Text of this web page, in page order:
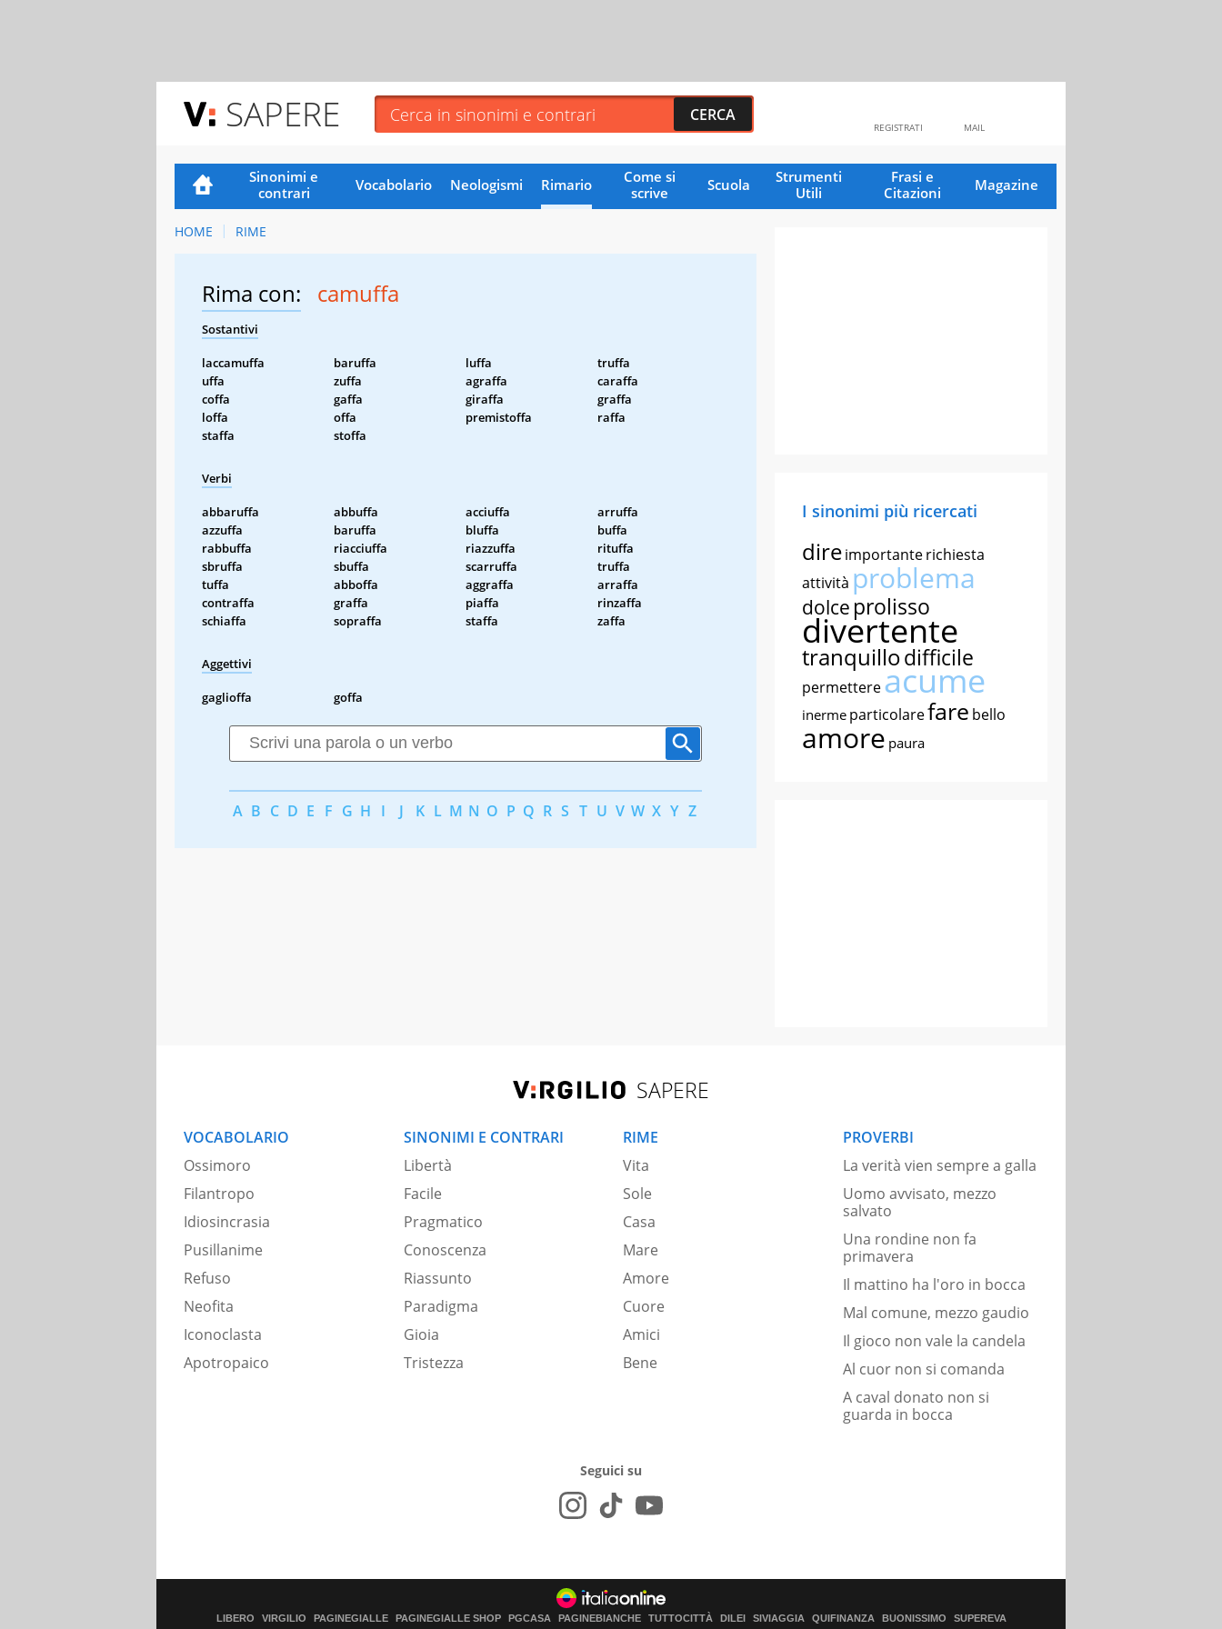
SAPERE MAIL
REGISTRATI
Sinonimi e
contrari
Vocabolario Neologismi Rimario
Come si
scrive
Scuola
Strumenti
Utili
Frasi e
Citazioni
Magazine
HOME RIME
Rima con: camuffa
Sostantivi
laccamuffa baruffa luffa
truffa
uffa
zuffa agraffa
caraffa
coffa
gaffa giraffa
graffa
loffa
offa premistoffa
raffa
staffa
stoffa
Verbi
abbaruffa abbuffa acciuffa
arruffa
azzuffa
baruffa bluffa
buffa
rabbuffa
riacciuffa riazzuffa
rituffa
sbruffa
sbuffa scarruffa
truffa
tuffa
abboffa aggraffa
arraffa
contraffa
graffa piaffa
rinzaffa
schiaffa
sopraffa staffa zaffa
Aggettivi
gaglioffa goffa
A B C D E F G H I J K L M N O P Q R S T U V W X Y Z
I sinonimi più ricercati
direimportanterichiesta
attività problema
dolce prolisso
divertente
tranquillodifficile
permettereacume
inerme particolarefare bello
amore paura
SAPERE
VOCABOLARIO
Ossimoro
Filantropo
Idiosincrasia
Pusillanime
Refuso
Neofita
Iconoclasta
Apotropaico
SINONIMI E CONTRARI
Libertà
Facile
Pragmatico
Conoscenza
Riassunto
Paradigma
Gioia
Tristezza
RIME
Vita
Sole
Casa
Mare
Amore
Cuore
Amici
Bene
PROVERBI
La verità vien sempre a galla
Uomo avvisato, mezzo
salvato
Una rondine non fa
primavera
Il mattino ha l'oro in bocca
Mal comune, mezzo gaudio
Il gioco non vale la candela
Al cuor non si comanda
A caval donato non si
guarda in bocca
Seguici su
LIBERO VIRGILIO PAGINEGIALLE PAGINEGIALLE SHOP PGCASA PAGINEBIANCHE TUTTOCITTÀ DILEI SIVIAGGIA QUIFINANZA BUONISSIMO SUPEREVA